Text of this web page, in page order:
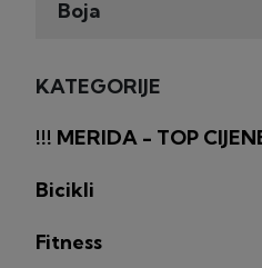
Boja
KATEGORIJE
!!! MERIDA - TOP
Bicikli
Fitness